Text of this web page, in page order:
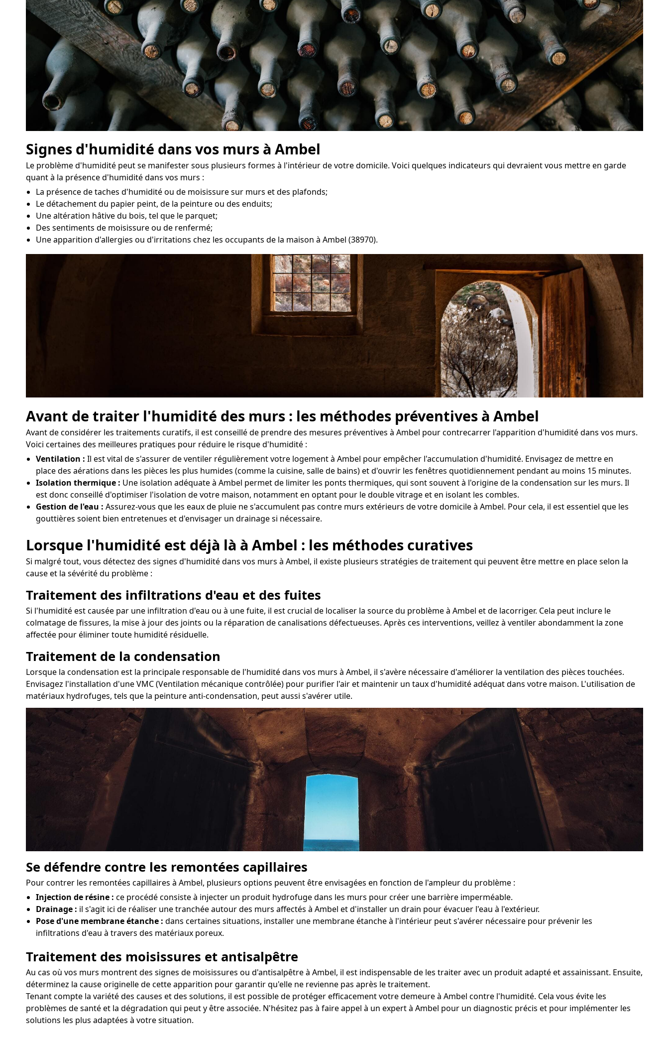
Signes d'humidité dans vos murs à Ambel
Le problème d'humidité peut se manifester sous plusieurs formes à l'intérieur de votre domicile. Voici quelques indicateurs qui devraient vous mettre en garde
quant à la présence d'humidité dans vos murs :
La présence de taches d'humidité ou de moisissure sur murs et des plafonds;
Le détachement du papier peint, de la peinture ou des enduits;
Une altération hâtive du bois, tel que le parquet;
Des sentiments de moisissure ou de renfermé;
Une apparition d'allergies ou d'irritations chez les occupants de la maison à Ambel (38970).
Avant de traiter l'humidité des murs : les méthodes préventives à Ambel
Avant de considérer les traitements curatifs, il est conseillé de prendre des mesures préventives à Ambel pour contrecarrer l'apparition d'humidité dans vos murs.
Voici certaines des meilleures pratiques pour réduire le risque d'humidité :
Ventilation : Il est vital de s'assurer de ventiler régulièrement votre logement à Ambel pour empêcher l'accumulation d'humidité. Envisagez de mettre en
place des aérations dans les pièces les plus humides (comme la cuisine, salle de bains) et d'ouvrir les fenêtres quotidiennement pendant au moins 15 minutes.
Isolation thermique : Une isolation adéquate à Ambel permet de limiter les ponts thermiques, qui sont souvent à l'origine de la condensation sur les murs. Il
est donc conseillé d'optimiser l'isolation de votre maison, notamment en optant pour le double vitrage et en isolant les combles.
Gestion de l'eau : Assurez-vous que les eaux de pluie ne s'accumulent pas contre murs extérieurs de votre domicile à Ambel. Pour cela, il est essentiel que les
gouttières soient bien entretenues et d'envisager un drainage si nécessaire.
Lorsque l'humidité est déjà là à Ambel : les méthodes curatives
Si malgré tout, vous détectez des signes d'humidité dans vos murs à Ambel, il existe plusieurs stratégies de traitement qui peuvent être mettre en place selon la
cause et la sévérité du problème :
Traitement des infiltrations d'eau et des fuites
Si l'humidité est causée par une infiltration d'eau ou à une fuite, il est crucial de localiser la source du problème à Ambel et de lacorriger. Cela peut inclure le
colmatage de fissures, la mise à jour des joints ou la réparation de canalisations défectueuses. Après ces interventions, veillez à ventiler abondamment la zone
affectée pour éliminer toute humidité résiduelle.
Traitement de la condensation
Lorsque la condensation est la principale responsable de l'humidité dans vos murs à Ambel, il s'avère nécessaire d'améliorer la ventilation des pièces touchées.
Envisagez l'installation d'une VMC (Ventilation mécanique contrôlée) pour purifier l'air et maintenir un taux d'humidité adéquat dans votre maison. L'utilisation de
matériaux hydrofuges, tels que la peinture anti-condensation, peut aussi s'avérer utile.
Se défendre contre les remontées capillaires
Pour contrer les remontées capillaires à Ambel, plusieurs options peuvent être envisagées en fonction de l'ampleur du problème :
Injection de résine : ce procédé consiste à injecter un produit hydrofuge dans les murs pour créer une barrière imperméable.
Drainage : il s'agit ici de réaliser une tranchée autour des murs affectés à Ambel et d'installer un drain pour évacuer l'eau à l'extérieur.
Pose d'une membrane étanche : dans certaines situations, installer une membrane étanche à l'intérieur peut s'avérer nécessaire pour prévenir les
infiltrations d'eau à travers des matériaux poreux.
Traitement des moisissures et antisalpêtre
Au cas où vos murs montrent des signes de moisissures ou d'antisalpêtre à Ambel, il est indispensable de les traiter avec un produit adapté et assainissant. Ensuite,
déterminez la cause originelle de cette apparition pour garantir qu'elle ne revienne pas après le traitement.
Tenant compte la variété des causes et des solutions, il est possible de protéger efficacement votre demeure à Ambel contre l'humidité. Cela vous évite les
problèmes de santé et la dégradation qui peut y être associée. N'hésitez pas à faire appel à un expert à Ambel pour un diagnostic précis et pour implémenter les
solutions les plus adaptées à votre situation.